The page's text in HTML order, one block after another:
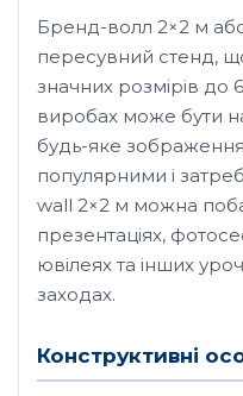
Бренд-волл 2×2 м
пересувний стенд,
значних розмірів до
виробах може бути
будь-яке
популярними і
wall 2×2 м можна
презентаціях,
ювілеях та інших
заходах.
Конструктивні